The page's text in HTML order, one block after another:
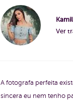
Ver
A fotografa perfeita
sincera eu nem tenho